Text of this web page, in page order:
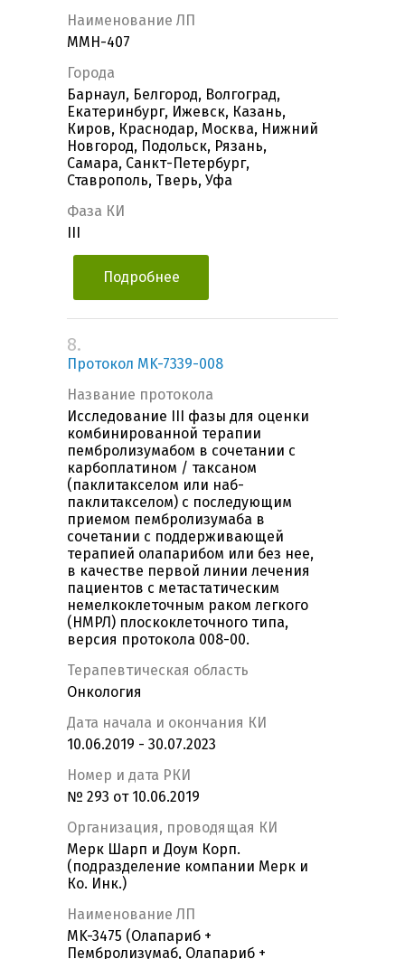
Наименование ЛП
ММН-407
Города
Барнаул, Белгород, Волгоград,
Екатеринбург, Ижевск, Казань,
Киров, Краснодар, Москва, Нижний
Новгород, Подольск, Рязань,
Самара, Санкт-Петербург,
Ставрополь, Тверь, Уфа
Фаза КИ
Подробнее
8.
Протокол MK-7339-008
Название протокола
Исследование III фазы для оценки
комбинированной терапии
пембролизумабом в сочетании с
карбоплатином / таксаном
(паклитакселом или наб-
паклитакселом) c последующим
приемом пембролизумаба в
сочетании с поддерживающей
терапией олапарибом или без нее,
в качестве первой линии лечения
пациентов с метастатическим
немелкоклеточным раком легкого
(НМРЛ) плоскоклеточного типа,
версия протокола 008-00.
Терапевтическая область
Онкология
Дата начала и окончания КИ
10.06.2019 - 30.07.2023
Номер и дата РКИ
№ 293 от 10.06.2019
Организация, проводящая КИ
Мерк Шарп и Доум Корп.
(подразделение компании Мерк и
Ко. Инк.)
Наименование ЛП
MK-3475 (Олапариб +
Пембролизумаб, Олапариб +